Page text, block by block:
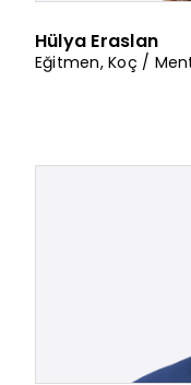
Hülya Eraslan
Eğitmen,Koç /